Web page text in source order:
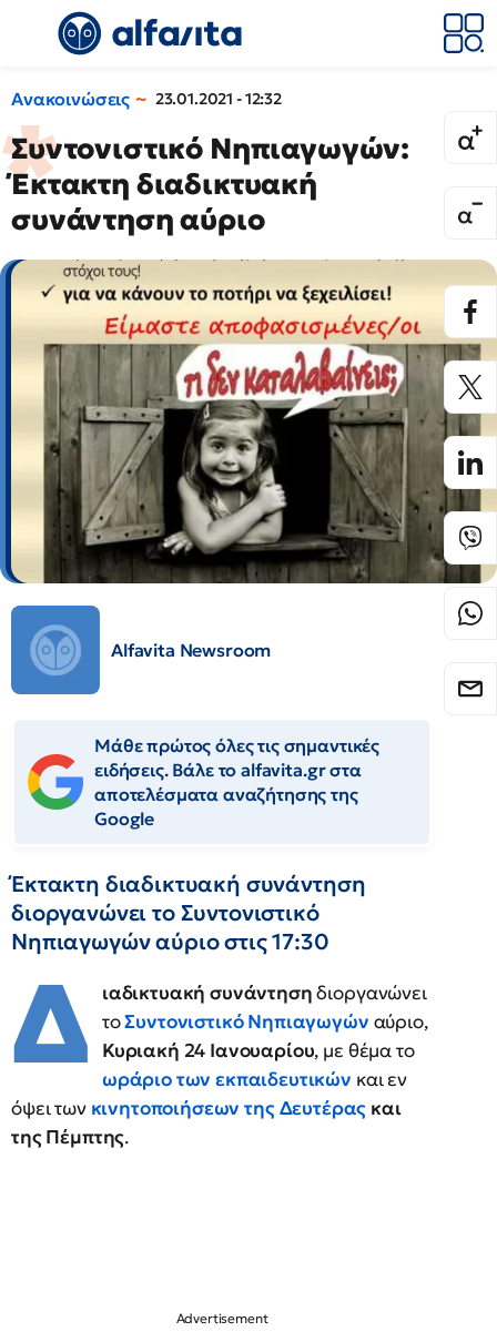
Ανακοινώσεις 23.01.2021 - 12:32
Συντονιστικό Νηπιαγωγών:
Έκτακτη διαδικτυακή
συνάντηση αύριο
Alfavita Newsroom
Μάθε πρώτος όλες τις σημαντικές
ειδήσεις. Βάλε το alfavita.gr στα
αποτελέσματα αναζήτησης της
Google
Έκτακτη διαδικτυακή συνάντηση
διοργανώνει το Συντονιστικό
Νηπιαγωγών αύριο στις 17:30
Δ ιαδικτυακή συνάντησηδιοργανώνει
τοΣυντονιστικόΝηπιαγωγών αύριο,
Κυριακή 24 Ιανουαρίου, με θέμα το
ωράριο των εκπαιδευτικών και εν
όψει των κινητοποιήσεων της Δευτέρας και
της Πέμπτης.